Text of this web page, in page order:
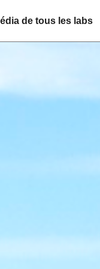
de tous les labs